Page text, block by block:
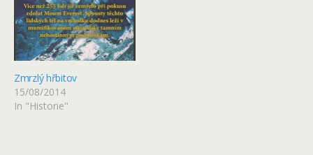
Zmrzlý hřbitov
15/08/2014
In "Historie"